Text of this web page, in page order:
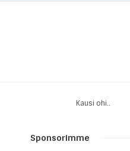
Kausi ohi..
Sponsorimme